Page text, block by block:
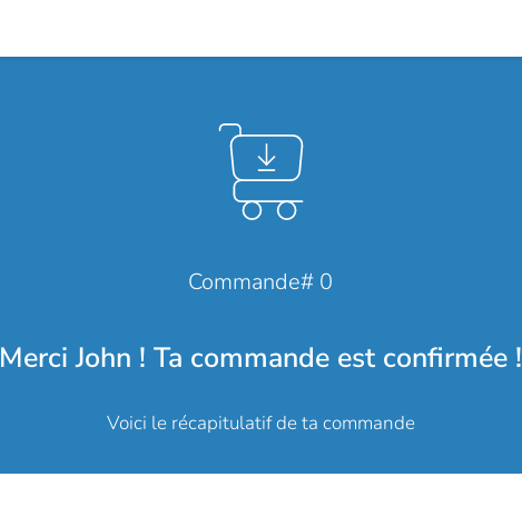
Commande# 0
Merci John ! Ta commande est confirmée !
Voici le récapitulatif de ta commande